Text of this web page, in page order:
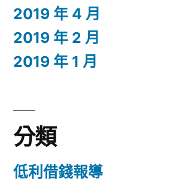
2019 年 4 月
2019 年 2 月
2019 年 1 月
分類
低利借錢報導